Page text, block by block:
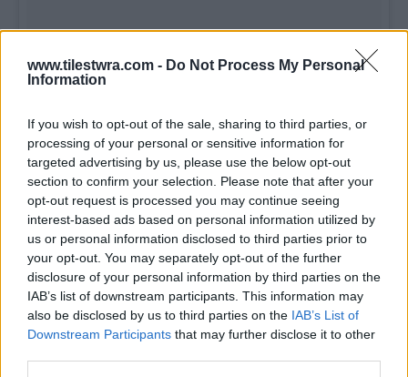
www.tilestwra.com - Do Not Process My Personal
Information
If you wish to opt-out of the sale, sharing to third parties, or
processing of your personal or sensitive information for
targeted advertising by us, please use the below opt-out
section to confirm your selection. Please note that after your
opt-out request is processed you may continue seeing
interest-based ads based on personal information utilized by
us or personal information disclosed to third parties prior to
your opt-out. You may separately opt-out of the further
disclosure of your personal information by third parties on the
IAB’s list of downstream participants. This information may
also be disclosed by us to third parties on the IAB’s List of
Downstream Participants that may further disclose it to other
ΕΪ, ΤΙ ΕΙΜΑΙ ΕΓΩ; ???‍?#ΤΡΕΛΑΙΝΟΜΑΙ #MOTHERANDSON
#INLOVE #LITTLEPRINCE #FUNTIME #FAMILYMOMENTS
#FAMILY #LOVEMYFAMILY